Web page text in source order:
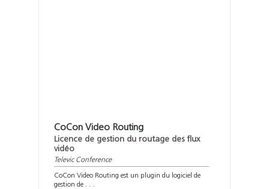
CoCon Video Routing
Licence de gestion du routage des flux
vidéo
Televic Conference
CoCon Video Routing est un plugin du logiciel de
gestion de . . .